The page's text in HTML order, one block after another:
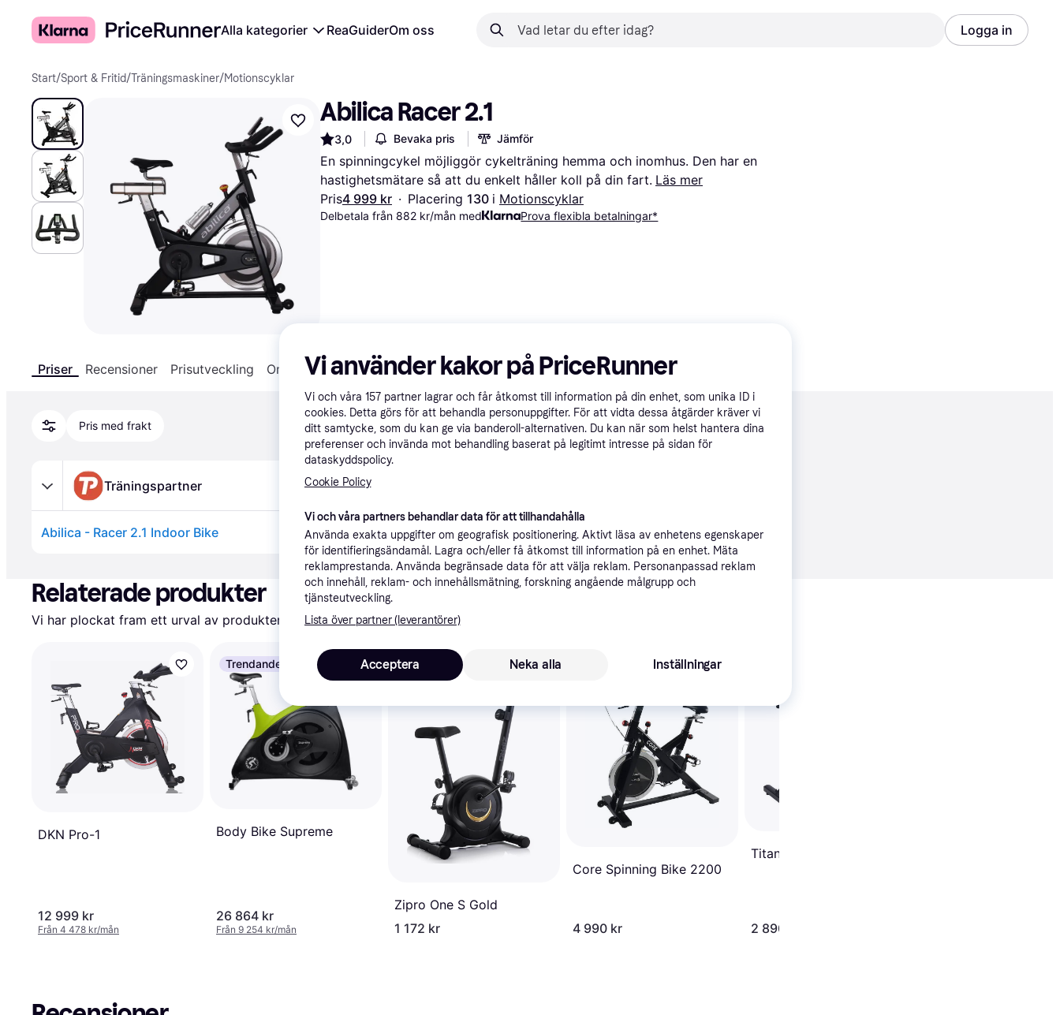
Alla kategorier ReaGuiderOm oss Logga in
Start/Sport & Fritid/Träningsmaskiner/Motionscyklar
Abilica Racer 2.1
3,0 Bevaka pris Jämför
En spinningcykel möjliggör cykelträning hemma och inomhus. Den har en
hastighetsmätare så att du enkelt håller koll på din fart. Läs mer
Pris4 999 kr · Placering 130 i Motionscyklar
Delbetala från 882 kr/mån med Prova flexibla betalningar*
Priser Recensioner Prisutveckling Om produkten Specifikationer
Pris med frakt Rekommenderad
Träningspartner
Abilica - Racer 2.1 Indoor Bike 499 kr frakt 4 999 kr
Eller 882 kr/mån
Relaterade produkter
Vi har plockat fram ett urval av produkter som kanske skulle intressera dig.
DKN Pro-1
12 999 kr
Från 4 478 kr/mån
Trendande
Body Bike Supreme
26 864 kr
Från 9 254 kr/mån
Zipro One S Gold
1 172 kr
Core Spinning Bike 2200
4 990 kr
Titan Life Trainer S11
2 890 kr
Vi använder kakor på PriceRunner
Vi och våra 157 partner lagrar och får åtkomst till information på din enhet, som unika ID i
cookies. Detta görs för att behandla personuppgifter. För att vidta dessa åtgärder kräver vi
ditt samtycke, som du kan ge via banderoll-alternativen. Du kan när som helst hantera dina
preferenser och invända mot behandling baserat på legitimt intresse på sidan för
dataskyddspolicy.
Cookie Policy
Vi och våra partners behandlar data för att tillhandahålla
Använda exakta uppgifter om geografisk positionering. Aktivt läsa av enhetens egenskaper
för identifieringsändamål. Lagra och/eller få åtkomst till information på en enhet. Mäta
reklamprestanda. Använda begränsade data för att välja reklam. Personanpassad reklam
och innehåll, reklam- och innehållsmätning, forskning angående målgrupp och
tjänsteutveckling.
Lista över partner (leverantörer)
Neka alla
Acceptera Inställningar